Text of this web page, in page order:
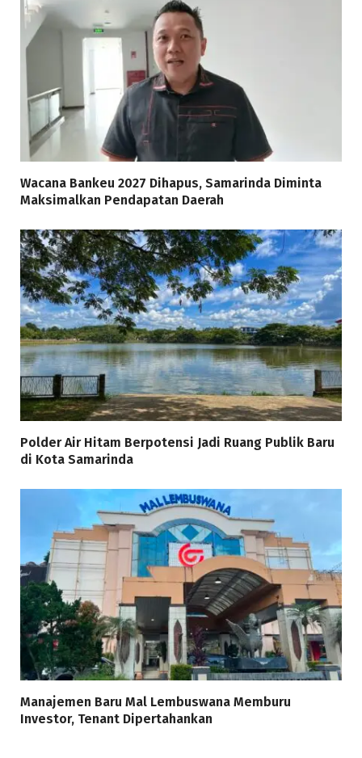
Wacana Bankeu 2027 Dihapus, Samarinda Diminta
Maksimalkan Pendapatan Daerah
Polder Air Hitam Berpotensi Jadi Ruang Publik Baru
di Kota Samarinda
Manajemen Baru Mal Lembuswana Memburu
Investor, Tenant Dipertahankan